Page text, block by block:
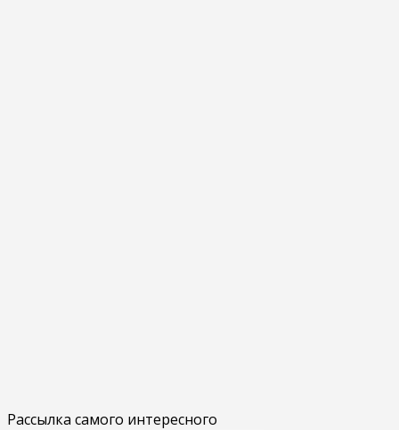
Рассылка самого интересного